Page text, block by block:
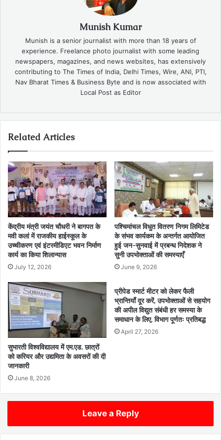
Munish Kumar
Munish is a senior journalist with more than 18 years of
experience. Freelance photo journalist with some leading
newspapers, magazines, and news websites, has extensively
contributing to The Times of India, Delhi Times, Wire, ANI, PTI,
Nav Bharat Times & Business Byte and is now associated with
Local Post as Editor
Related Articles
केंद्रीय मंत्री जयंत चौधरी ने बागपत के
मवी कलां में राजकीय हाईस्कूल के
उच्चीकरण एवं इंटरमीडिएट भवन निर्माण
कार्य का किया शिलान्यास
July 12, 2026
पश्चिमांचल विधुत वितरण निगम लिमिटेड
के संभव कार्यकम के अन्तर्गत आयोजित
हुई जन-सुनवाई में प्रबन्ध निदेशक ने
सुनी उपभोक्ताओं की समस्याएँ
June 9, 2026
सुभारती विश्वविद्यालय में एम.एड. छात्रों
को करियर और उद्यमिता के अवसरों की दी
जानकारी
June 8, 2026
प्रीपेड स्मार्ट मीटर को लेकर फैली
भ्रान्तियाँ दूर करें, उपभोक्ताओं से सहयोग
की अपील विद्युत संबंधी हर समस्या के
समाधान के लिए, विभाग पूर्णतः प्रतिबद्ध
April 27, 2026
Leave a Reply